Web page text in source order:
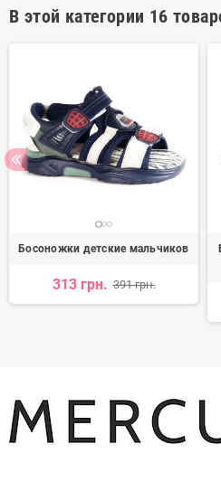
В этой категории 16
Босоножки детские мальчиков
313 грн. 391 грн.